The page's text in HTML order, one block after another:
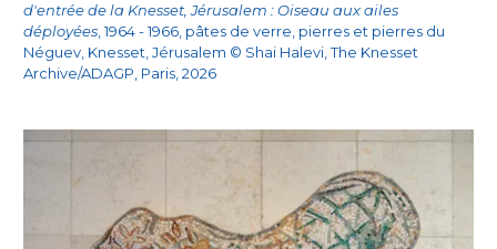
d'entrée de la Knesset, Jérusalem : Oiseau aux ailes
déployées, 1964 - 1966, pâtes de verre, pierres et pierres du
Néguev, Knesset, Jérusalem © Shai Halevi, The Knesset
Archive/ADAGP, Paris, 2026